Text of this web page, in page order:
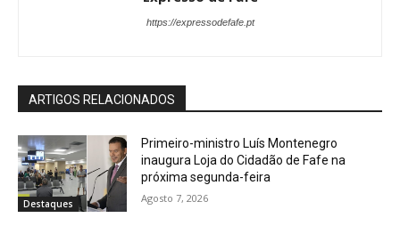
https://expressodefafe.pt
ARTIGOS RELACIONADOS
Destaques
Primeiro-ministro Luís Montenegro
inaugura Loja do Cidadão de Fafe na
próxima segunda-feira
Agosto 7, 2026